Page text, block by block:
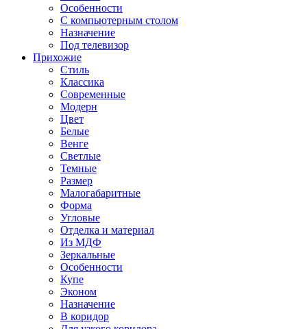
Особенности
С компьютерным столом
Назначение
Под телевизор
Прихожие
Стиль
Классика
Современные
Модерн
Цвет
Белые
Венге
Светлые
Темные
Размер
Малогабаритные
Форма
Угловые
Отделка и материал
Из МДФ
Зеркальные
Особенности
Купе
Эконом
Назначение
В коридор